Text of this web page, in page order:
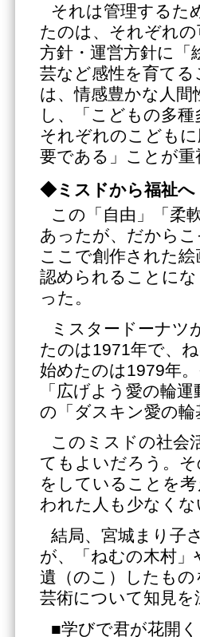
それは管理するた
たのは、それぞれ
方針・運営方針に「
芸など感性を育て
は、情感豊かな人
し、「こどもの多
それぞれのこども
要である」ことが重
◆ミスドから福祉へ
この「自由」「柔
あったが、だから
ここで創作された
認められることに
った。
ミスタードーナツ
たのは1971年で、
始めたのは1979年
「広げよう愛の輪
の「ダスキン愛の
このミスドの社会
てもよいだろう。
をしていることを
われた人も少なくな
結局、宮城まり子
が、「ねむの木村
遺（のこ）したも
芸術について知見
■学びで君が花開